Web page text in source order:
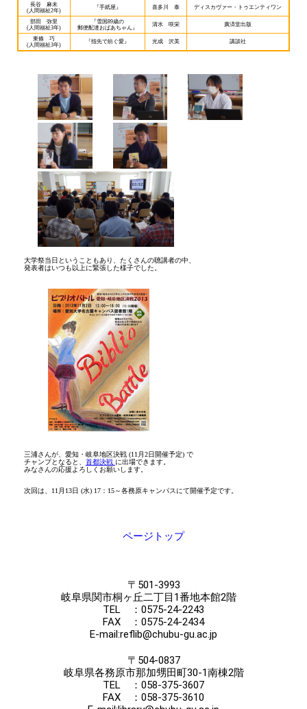
長谷 麻未
(人間福祉2年)
『手紙屋』 喜多川 泰 ディスカヴァー・トゥエンティワン
部田 弥里
(人間福祉3年)
『雪国89歳の
郵便配達おばあちゃん』
清水 咲栄 廣済堂出版
東條 巧
(人間福祉3年)
『指先で紡ぐ愛』 光成 沢美 講談社
大学祭当日ということもあり、たくさんの聴講者の中、
発表者はいつも以上に緊張した様子でした。
三浦さんが、愛知・岐阜地区決戦 (11月2日開催予定) で
チャンプとなると、 首都決戦 に出場できます。
みなさんの応援よろしくお願いします。
次回は、11月13日 (水) 17：15～各務原キャンパスにて開催予定です。
ページトップ
〒501-3993
岐阜県関市桐ヶ丘二丁目1番地本館2階
TEL ：0575-24-2243
FAX ：0575-24-2434
E-mail:reflib@chubu-gu.ac.jp
〒504-0837
岐阜県各務原市那加甥田町30-1南棟2階
TEL ：058-375-3607
FAX ：058-375-3610